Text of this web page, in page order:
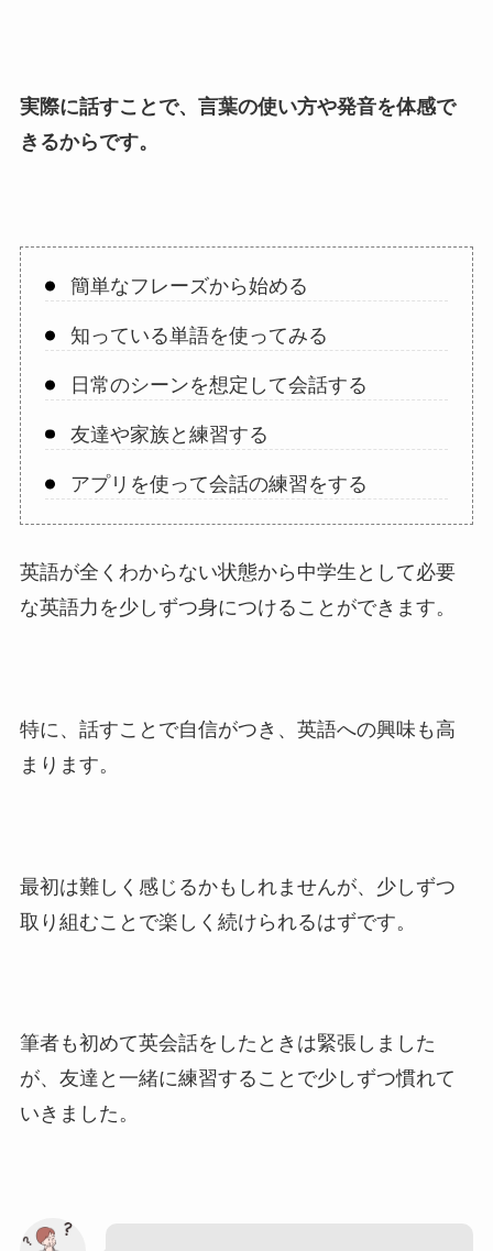
実際に話すことで、言葉の使い方や発音を体感で
きるからです。
簡単なフレーズから始める
知っている単語を使ってみる
日常のシーンを想定して会話する
友達や家族と練習する
アプリを使って会話の練習をする
英語が全くわからない状態から中学生として必要
な英語力を少しずつ身につけることができます。
特に、話すことで自信がつき、英語への興味も高
まります。
最初は難しく感じるかもしれませんが、少しずつ
取り組むことで楽しく続けられるはずです。
筆者も初めて英会話をしたときは緊張しました
が、友達と一緒に練習することで少しずつ慣れて
いきました。